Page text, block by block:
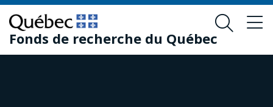
Passer
au
contenu
principal
Passer
au
pied
de
Fonds de recherche du Québec